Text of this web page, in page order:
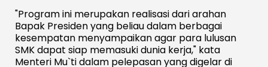
"Program ini merupakan realisasi dari arahan
Bapak Presiden yang beliau dalam berbagai
kesempatan menyampaikan agar para lulusan
SMK dapat siap memasuki dunia kerja," kata
Menteri Mu`ti dalam pelepasan yang digelar di